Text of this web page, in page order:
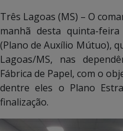
Três Lagoas (MS) – O
manhã desta quinta-
(Plano de Auxílio Mútuo),
Lagoas/MS, nas
Fábrica de Papel, com o
dentre eles o Plano
finalização.